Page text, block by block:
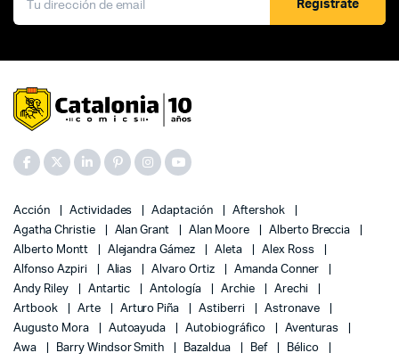
Registrate
Acción Actividades Adaptación
Aftershok
Agatha Christie
Alan Grant Alan Moore
Alberto Breccia
Alberto Montt
Alejandra Gámez Aleta
Alex Ross
Alfonso Azpiri
Alias Alvaro Ortiz
Amanda Conner
Andy Riley
Antartic Antología Archie
Arechi
Artbook
Arte Arturo Piña Astiberri
Astronave
Augusto Mora
Autoayuda Autobiográfico
Aventuras
Awa
Barry Windsor Smith Bazaldua Bef
Bélico